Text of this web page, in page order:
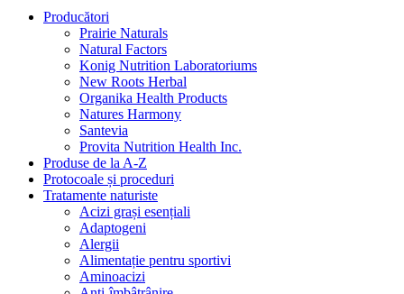
Producători
Prairie Naturals
Natural Factors
Konig Nutrition Laboratoriums
New Roots Herbal
Organika Health Products
Natures Harmony
Santevia
Provita Nutrition Health Inc.
Produse de la A-Z
Protocoale și proceduri
Tratamente naturiste
Acizi grași esențiali
Adaptogeni
Alergii
Alimentație pentru sportivi
Aminoacizi